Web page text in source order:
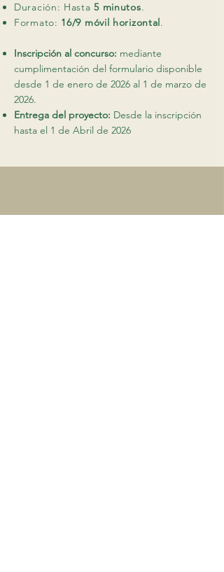
Duración: Hasta5 minutos.
Formato: 16/9 móvil horizontal.
Inscripción al concurso: mediante
cumplimentación del formulario disponible
desde 1 de enero de 2026 al 1 de marzo de
2026.
Entrega del proyecto: Desde la inscripción
hasta el 1 de Abril de 2026